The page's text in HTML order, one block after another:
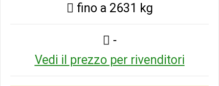
fino a 2631 kg
-
Vedi il prezzo per rivenditori